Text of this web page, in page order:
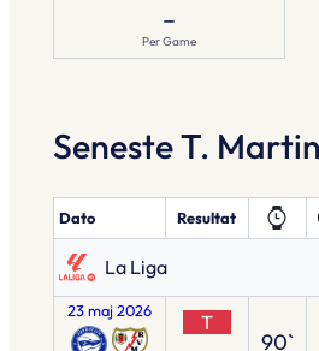
–
Per Game
Seneste T.
Dato Resultat
La Liga
23 maj 2026 T
90`